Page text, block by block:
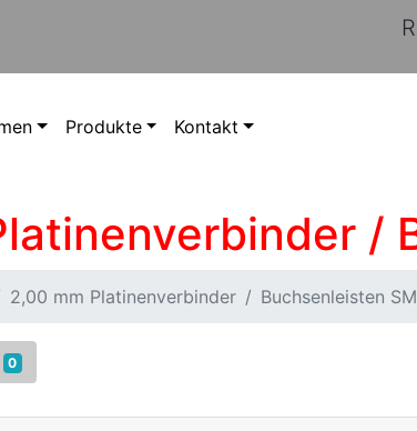
Produkte Kontakt
/
2,00 mm Platinenverbinder Buchsenleisten
0